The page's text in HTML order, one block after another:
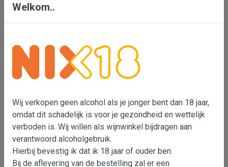
Bensdorp Wijnen, De Confrerie en Wijnkado
Bedrijventerrein 'De Vutter'
De Beverspijken 20 L
5221 ED 's-Hertogenbosch (Engelen)
M 06-22993764
e-mail: Wouter Bensdorp
Info
Welkom..
Wij verkopen geen alcohol als je jonger bent dan 18 jaar,
omdat dit schadelijk is voor je gezondheid en wettelijk
verboden is. Wij willen als wijnwinkel bijdragen aan
verantwoord alcoholgebruik.
Hierbij bevestig ik dat ik 18 jaar of ouder ben.
Bij de aflevering van de bestelling zal er een